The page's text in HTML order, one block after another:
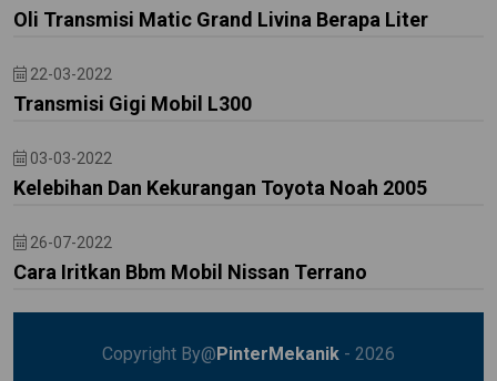
Oli Transmisi Matic Grand Livina Berapa Liter
22-03-2022
Transmisi Gigi Mobil L300
03-03-2022
Kelebihan Dan Kekurangan Toyota Noah 2005
26-07-2022
Cara Iritkan Bbm Mobil Nissan Terrano
Copyright By@PinterMekanik - 2026